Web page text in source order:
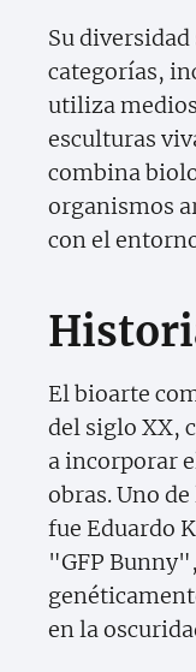
Su
categorías,
utiliza
esculturas
combina
organismos
con el
El bioarte
del siglo XX,
a incorporar
obras. Uno
fue Eduardo
"GFP
en la